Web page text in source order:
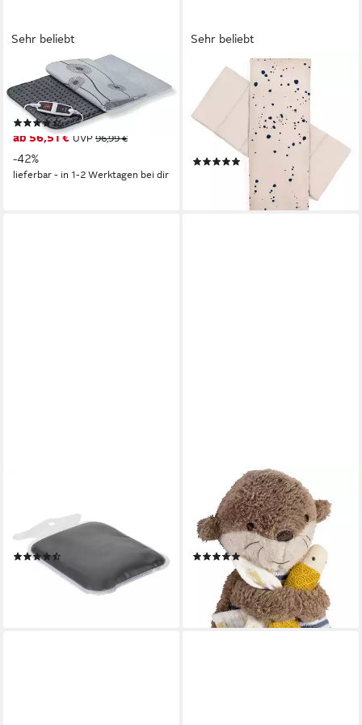
Sehr beliebt
BEURER
Heizkissen HK 125, 3-tlg., XXL
Cosy
(106)
ab 56,51 € UVP 96,99 €
-42%
lieferbar - in 1-2 Werktagen bei dir
Sehr beliebt
BLUMTAL
Wärmekissen Körnerkissen
aus Baumwolle - aus
Weizenkörnern, für Rücken
und Nacken, 50 x 20 cm
lieferbar - in 2-3 Werktagen bei dir
mit Naturmoor, auch als
Kältekissen verwendbar
14,95 €
lieferbar - in 3-4 Werktagen bei dir
Wärmekissen Otter Theo, mit
entnehmbarem Wärme- /
Kältesäckchen
(5)
13,06 € UVP19,99 €
lieferbar - in 2-3 Werktagen bei dir